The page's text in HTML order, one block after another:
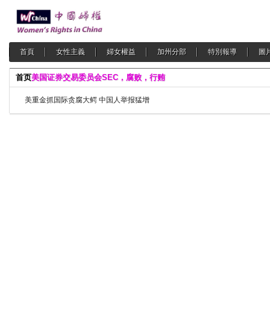
首頁 女性主義 婦女權益 加州分部 特別報導 圖
首页美国证券交易委员会SEC，腐败，行贿
美重金抓国际贪腐大鳄 中国人举报猛增